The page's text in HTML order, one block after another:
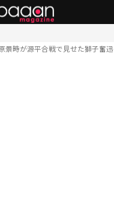
時が源平合戦で見せた獅子奮迅